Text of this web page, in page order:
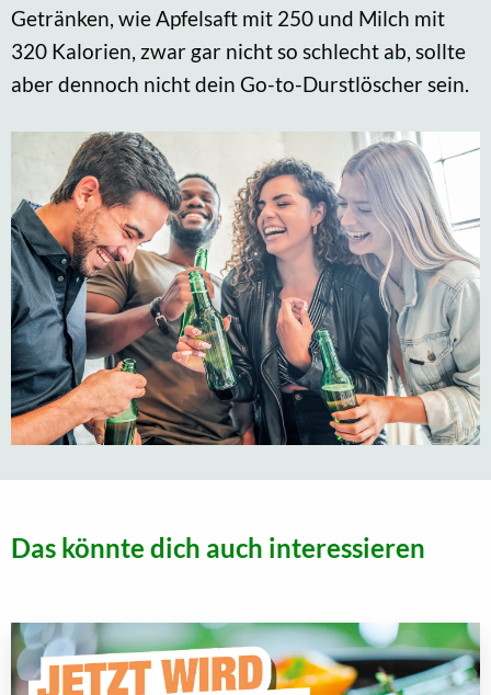
Getränken, wie Apfelsaft mit 250 und Milch mit
320 Kalorien, zwar gar nicht so schlecht ab, sollte
aber dennoch nicht dein Go-to-Durstlöscher sein.
Das könnte dich auch interessieren